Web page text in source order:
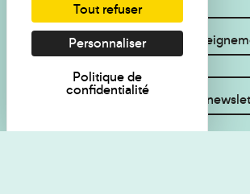
Je souhaite des
Inscrivez-vous à la
Tout refuser
Personnaliser
Politique de
confidentialité